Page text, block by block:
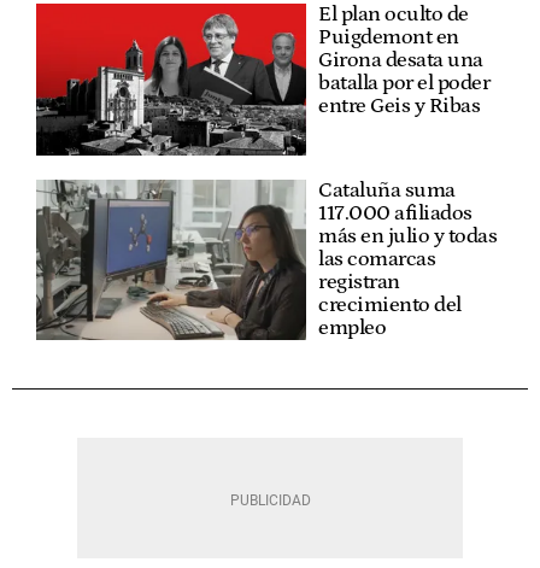
El plan oculto de
Puigdemont en
Girona desata una
batalla por el poder
entre Geis y Ribas
Cataluña suma
117.000 afiliados
más en julio y todas
las comarcas
registran
crecimiento del
empleo